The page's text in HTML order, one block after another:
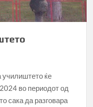
училиштето ќе
во периодот од
сака да разговара